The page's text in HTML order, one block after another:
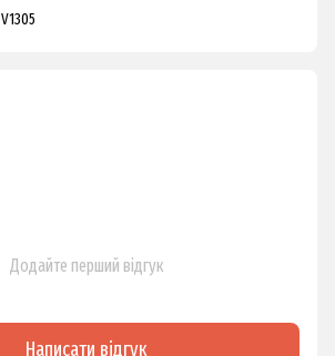
V1305
Додайте перший відгук
Написати відгук